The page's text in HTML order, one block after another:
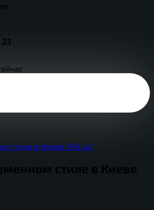
23
стиле в Киеве 345 м2
стиле в Киеве